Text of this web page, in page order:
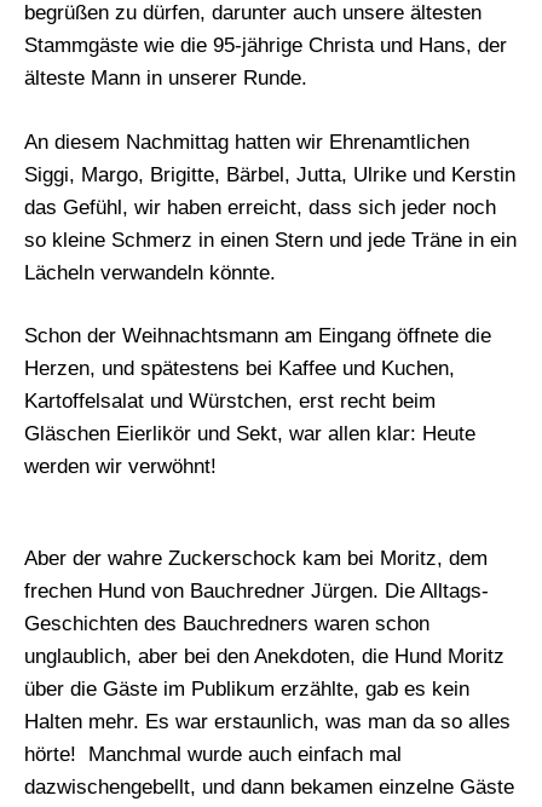
begrüßen zu dürfen, darunter auch unsere ältesten
Stammgäste wie die 95-jährige Christa und Hans, der
älteste Mann in unserer Runde.
An diesem Nachmittag hatten wir Ehrenamtlichen
Siggi, Margo, Brigitte, Bärbel, Jutta, Ulrike und Kerstin
das Gefühl, wir haben erreicht, dass sich jeder noch
so kleine Schmerz in einen Stern und jede Träne in ein
Lächeln verwandeln könnte.
Schon der Weihnachtsmann am Eingang öffnete die
Herzen, und spätestens bei Kaffee und Kuchen,
Kartoffelsalat und Würstchen, erst recht beim
Gläschen Eierlikör und Sekt, war allen klar: Heute
werden wir verwöhnt!
Aber der wahre Zuckerschock kam bei Moritz, dem
frechen Hund von Bauchredner Jürgen. Die Alltags-
Geschichten des Bauchredners waren schon
unglaublich, aber bei den Anekdoten, die Hund Moritz
über die Gäste im Publikum erzählte, gab es kein
Halten mehr. Es war erstaunlich, was man da so alles
hörte! Manchmal wurde auch einfach mal
dazwischengebellt, und dann bekamen einzelne Gäste